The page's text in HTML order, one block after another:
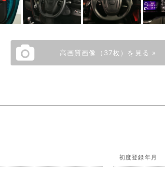
高画質画像（37枚）を見る »
初度登録年月